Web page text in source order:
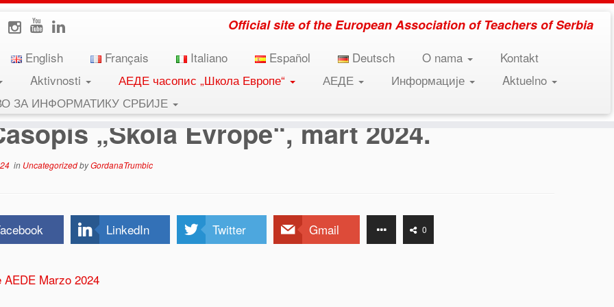
Official site of the European Association of Teachers of Serbia
English Français Italiano Español Deutsch O nama
Kontakt
Aktivnosti
АЕДЕ часопис „Школа Европе“ АЕДЕ Информације
Aktuelno
ЗА ИНФОРМАТИКУ СРБИЈЕ
mart 2024.
„Škola Evrope“, mart 2024.
in UncategorizedbyGordanaTrumbic
LinkedIn Twitter Gmail 0
AEDE Marzo 2024